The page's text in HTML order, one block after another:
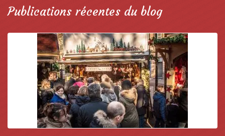
Publications récentes du blog